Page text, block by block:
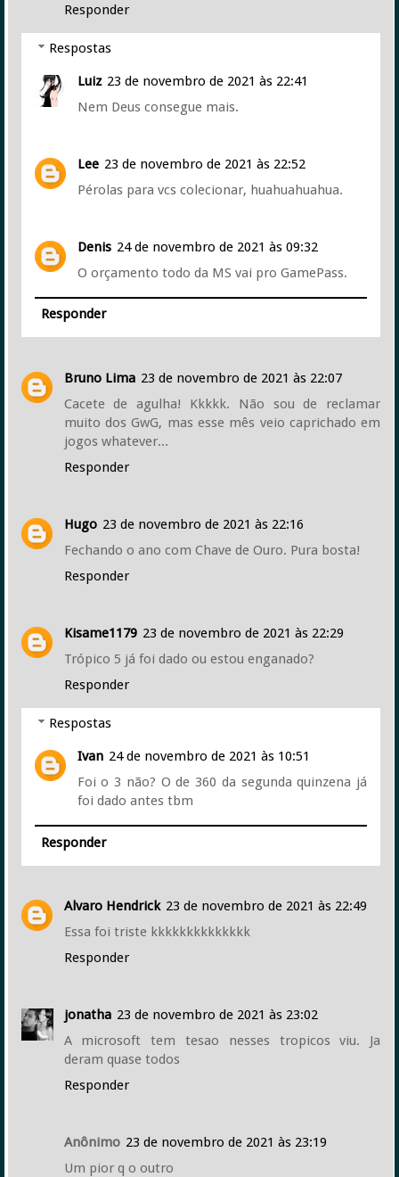
Responder
Respostas
Luiz 23 de novembro de 2021 às 22:41
Nem Deus consegue mais.
Lee 23 de novembro de 2021 às 22:52
Pérolas para vcs colecionar, huahuahuahua.
Denis 24 de novembro de 2021 às 09:32
O orçamento todo da MS vai pro GamePass.
Responder
Bruno Lima 23 de novembro de 2021 às 22:07
Cacete de agulha! Kkkkk. Não sou de reclamar
muito dos GwG, mas esse mês veio caprichado em
jogos whatever...
Responder
Hugo 23 de novembro de 2021 às 22:16
Fechando o ano com Chave de Ouro. Pura bosta!
Responder
Kisame1179 23 de novembro de 2021 às 22:29
Trópico 5 já foi dado ou estou enganado?
Responder
Respostas
Ivan 24 de novembro de 2021 às 10:51
Foi o 3 não? O de 360 da segunda quinzena já
foi dado antes tbm
Responder
Alvaro Hendrick 23 de novembro de 2021 às 22:49
Essa foi triste kkkkkkkkkkkkkk
Responder
jonatha 23 de novembro de 2021 às 23:02
A microsoft tem tesao nesses tropicos viu. Ja
deram quase todos
Responder
Anônimo 23 de novembro de 2021 às 23:19
Um pior q o outro